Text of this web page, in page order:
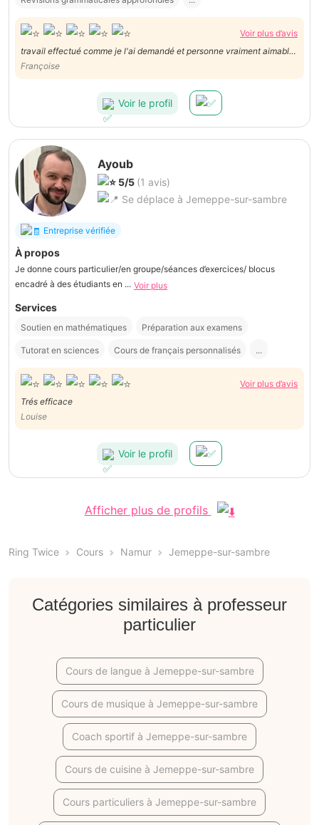
Voir plus d’avis
travail effectué comme je l'ai demandé et personne vraiment aimable .
A recommander
Françoise
Voir le profil
Ayoub
5/5 (1 avis)
Se déplace à Jemeppe-sur-sambre
Entreprise vérifiée
À propos
Je donne cours particulier/en groupe/séances d’exercices/ blocus
encadré à des étudiants en ... Voir plus
Services
Soutien en mathématiques Préparation aux examens
Tutorat en sciences Cours de français personnalisés ...
Voir plus d’avis
Trés efficace
Louise
Voir le profil
Afficher plus de profils
Ring Twice Cours Namur Jemeppe-sur-sambre
Catégories similaires à professeur
particulier
Cours de langue à Jemeppe-sur-sambre
Cours de musique à Jemeppe-sur-sambre
Coach sportif à Jemeppe-sur-sambre
Cours de cuisine à Jemeppe-sur-sambre
Cours particuliers à Jemeppe-sur-sambre